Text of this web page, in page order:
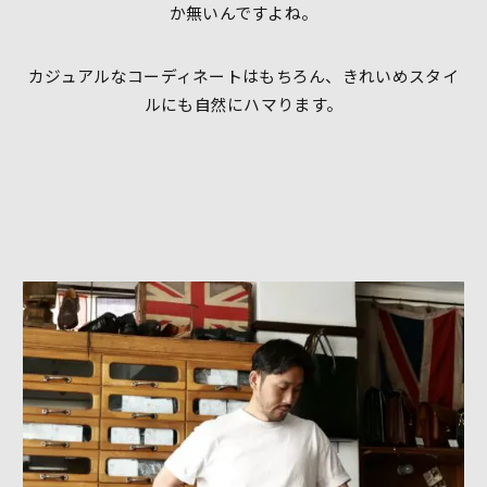
か無いんですよね。
カジュアルなコーディネートはもちろん、きれいめスタイ
ルにも自然にハマります。